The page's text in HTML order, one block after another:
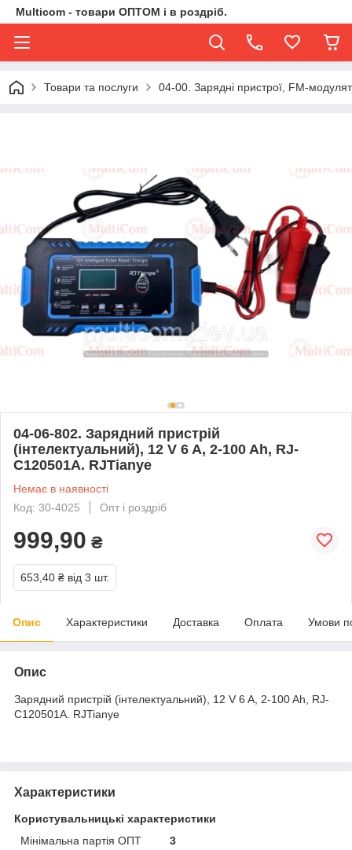
Multicom - товари ОПТОМ і в роздріб.
Товари та послуги 04-00. Зарядні пристрої, FM-
04-06-802. Зарядний пристрій
(інтелектуальний), 12 V 6 A, 2-100 Ah, RJ-
C120501A. RJTianye
Немає в наявності
Код: 30-4025
Опт і роздріб
999,90 ₴
653,40 ₴ від 3 шт.
Опис Характеристики Доставка Оплата Умови
Опис
Зарядний пристрій (інтелектуальний), 12 V 6 A, 2-100 Ah, RJ-
C120501A. RJTianye
Характеристики
Користувальницькі характеристики
Мінімальна партія ОПТ
3